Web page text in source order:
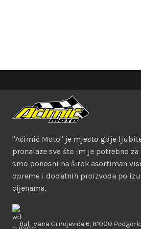
"Aćimić Moto" je mjesto gdje
pronalaze sve što im je potrebno
smo ponosni na širok asortiman
opreme i dodatnih proizvoda po
cijenama.
Bul. Ivana Crnojevića 6, 81000